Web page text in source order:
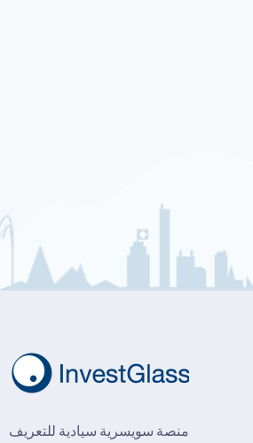
منصة سويسرية سيادية للتعريف